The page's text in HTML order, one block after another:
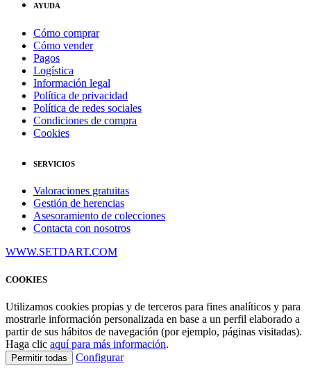
AYUDA
Cómo comprar
Cómo vender
Pagos
Logística
Información legal
Política de privacidad
Política de redes sociales
Condiciones de compra
Cookies
SERVICIOS
Valoraciones gratuitas
Gestión de herencias
Asesoramiento de colecciones
Contacta con nosotros
WWW.SETDART.COM
COOKIES
Utilizamos cookies propias y de terceros para fines analíticos y para
mostrarle información personalizada en base a un perfil elaborado a
partir de sus hábitos de navegación (por ejemplo, páginas visitadas).
Haga clic aquí para más información.
Permitir todas Configurar